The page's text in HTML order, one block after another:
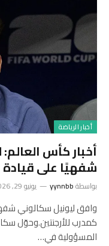
أخبار الرياضة
أخبار كأس
شفهيًا على قيادة
بواسطةyynnbb يونيو 29, 2026
وافق ليونيل سكالوني
كمدرب للأرجنتين.وحوّل
المسؤولية في…